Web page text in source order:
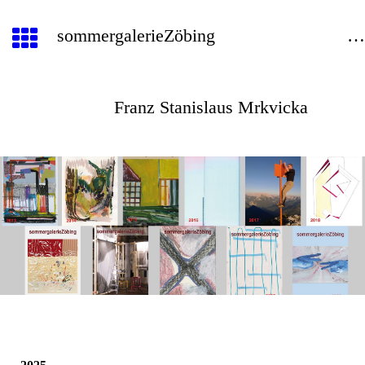
Franz Stanislaus Mrkvicka